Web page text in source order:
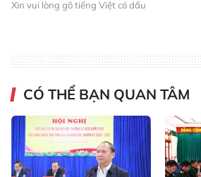
Xin vui lòng gõ tiếng Việt có dấu
CÓ THỂ BẠN QUAN TÂM